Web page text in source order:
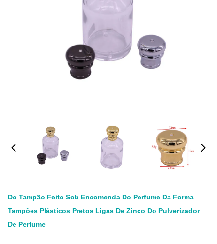
Do Tampão Feito Sob Encomenda Do Perfume Da Forma
Tampões Plásticos Pretos Ligas De Zinco Do Pulverizador
De Perfume